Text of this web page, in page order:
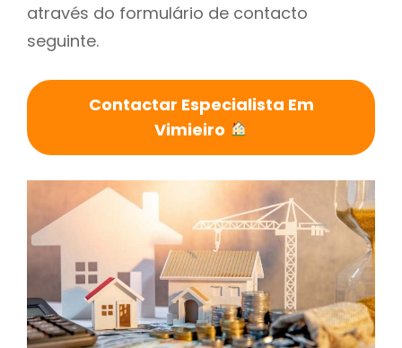
através do formulário de contacto
seguinte.
Contactar Especialista Em
Vimieiro